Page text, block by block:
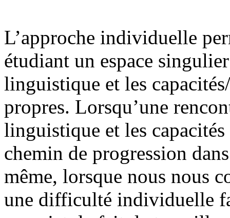
L’approche individuelle
étudiant un espace
linguistique et les
propres. Lorsqu’une
linguistique et les
chemin de progression
même, lorsque nous nous
une difficulté individuelle